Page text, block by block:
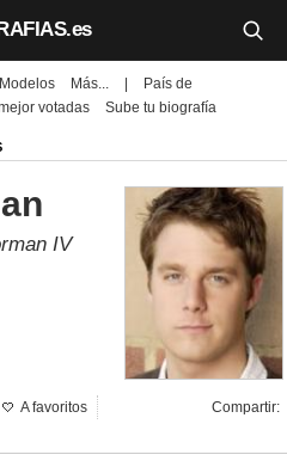
Modelos Más...
País de
votadas Sube tu biografía
IV
Compartir:
A favoritos